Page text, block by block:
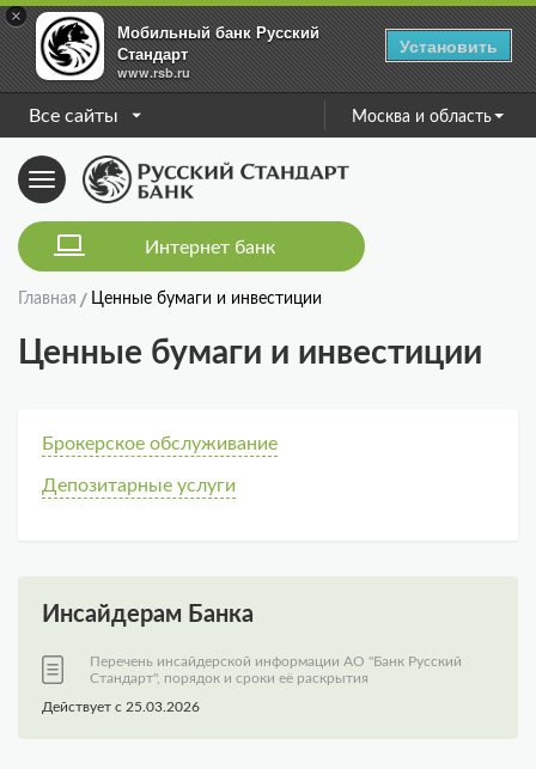
×
Мобильный банк Русский
Стандарт
www.rsb.ru
Установить
Все сайты Москва и область
Toggle
navigation
Интернет банк
Главная Ценные бумаги и инвестиции
Ценные бумаги и инвестиции
Брокерское обслуживание
Депозитарные услуги
Инсайдерам Банка
Перечень инсайдерской информации АО "Банк Русский
Стандарт", порядок и сроки её раскрытия
Действует с 25.03.2026